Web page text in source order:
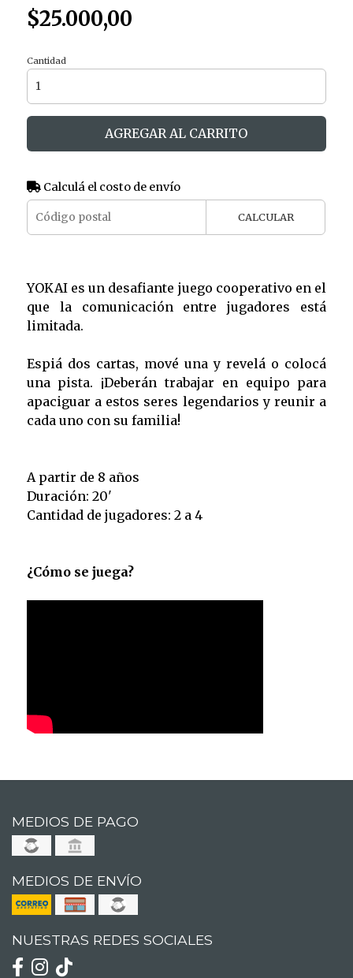
$25.000,00
Cantidad
AGREGAR AL CARRITO
Calculá el costo de envío
CALCULAR
YOKAI es un desafiante juego cooperativo en el
que la comunicación entre jugadores está
limitada.
Espiá dos cartas, mové una y revelá o colocá
una pista. ¡Deberán trabajar en equipo para
apaciguar a estos seres legendarios y reunir a
cada uno con su familia!
A partir de 8 años
Duración: 20'
Cantidad de jugadores: 2 a 4
¿Cómo se juega?
MEDIOS DE PAGO
MEDIOS DE ENVÍO
NUESTRAS REDES SOCIALES